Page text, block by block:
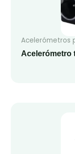
Acelerómetros
Acelerómetro